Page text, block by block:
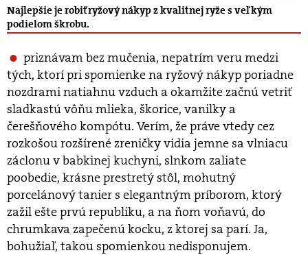
Najlepšie je robiť ryžový nákyp z kvalitnej ryže s veľkým
podielom škrobu.
priznávam bez mučenia, nepatrím veru medzi
tých, ktorí pri spomienke na ryžový nákyp poriadne
nozdrami natiahnu vzduch a okamžite začnú vetriť
sladkastú vôňu mlieka, škorice, vanilky a
čerešňového kompótu. Verím, že práve vtedy cez
rozkošou rozšírené zreničky vidia jemne sa vlniacu
záclonu v babkinej kuchyni, slnkom zaliate
poobedie, krásne prestretý stôl, mohutný
porcelánový tanier s elegantným príborom, ktorý
zažil ešte prvú republiku, a na ňom voňavú, do
chrumkava zapečenú kocku, z ktorej sa parí. Ja,
bohužiaľ, takou spomienkou nedisponujem.